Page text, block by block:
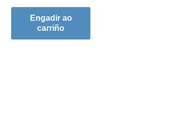
Engadir ao
carriño